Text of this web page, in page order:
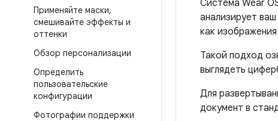
Применяйте маски,
смешивайте эффекты и
оттенки
Обзор персонализации
Определить
пользовательские
конфигурации
Фотографии поддержки
Система Wear
анализирует
как
Такой подход
выглядеть
Для
документ в